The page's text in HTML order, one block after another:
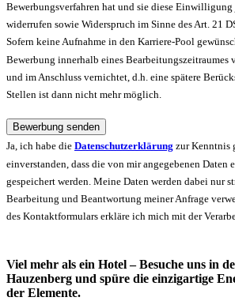
Bewerbungsverfahren hat und sie diese
widerrufen sowie Widerspruch im Sinne des Art. 21
Sofern keine Aufnahme in den Karriere-Pool
Bewerbung innerhalb eines Bearbeitungszeitraumes
und im Anschluss vernichtet, d.h. eine spätere
Stellen ist dann nicht mehr möglich.
Bewerbung senden
Ja, ich habe die Datenschutzerklärung zur Kenntnis
einverstanden, dass die von mir angegebenen Daten
gespeichert werden. Meine Daten werden dabei nur
Bearbeitung und Beantwortung meiner Anfrage
des Kontaktformulars erkläre ich mich mit der
Viel mehr als ein Hotel – Besuche uns in
Hauzenberg und spüre die einzigartige
der Elemente.